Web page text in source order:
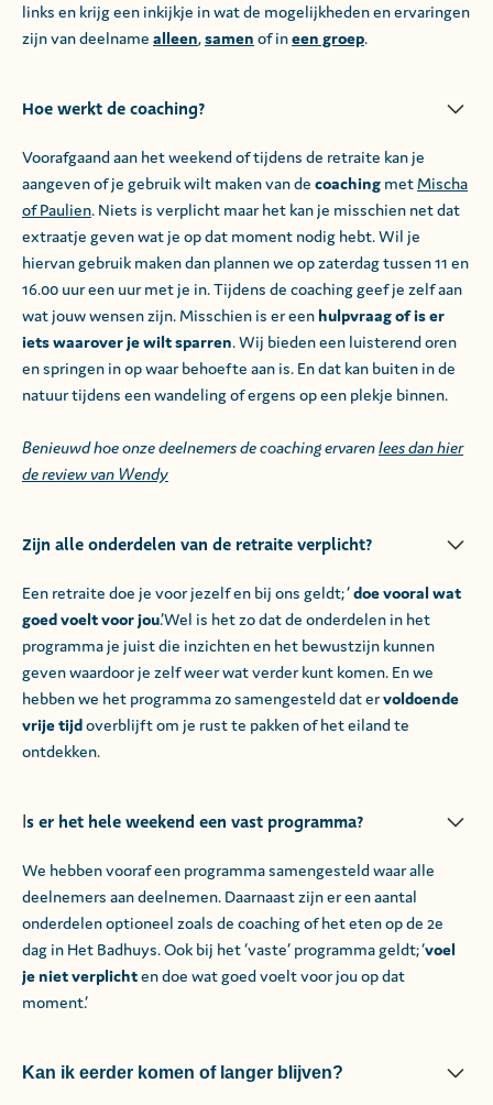
links en krijg een inkijkje in wat de mogelijkheden en ervaringen
zijn van deelname alleen,samen of ineen groep.
Hoe werkt de coaching?
Voorafgaand aan het weekend of tijdens de retraite kan je
aangeven of je gebruik wilt maken van de coaching met Mischa
of Paulien. Niets is verplicht maar het kan je misschien net dat
extraatje geven wat je op dat moment nodig hebt. Wil je
hiervan gebruik maken dan plannen we op zaterdag tussen 11 en
16.00 uur een uur met je in. Tijdens de coaching geef je zelf aan
wat jouw wensen zijn. Misschien is er een hulpvraag of is er
iets waarover je wilt sparren. Wij bieden een luisterend oren
en springen in op waar behoefte aan is. En dat kan buiten in de
natuur tijdens een wandeling of ergens op een plekje binnen.
Benieuwd hoe onze deelnemers de coaching ervarenlees dan hier
de review van Wendy
Zijn alle onderdelen van de retraite verplicht?
Een retraite doe je voor jezelf en bij ons geldt; ‘doe vooral wat
goed voelt voor jou.’Wel is het zo dat de onderdelen in het
programma je juist die inzichten en het bewustzijn kunnen
geven waardoor je zelf weer wat verder kunt komen. En we
hebben we het programma zo samengesteld dat ervoldoende
vrije tijdoverblijft om je rust te pakken of het eiland te
ontdekken.
s er het hele weekend een vast programma?
We hebben vooraf een programma samengesteld waar alle
deelnemers aan deelnemen. Daarnaast zijn er een aantal
onderdelen optioneel zoals de coaching of het eten op de 2e
dag in Het Badhuys. Ook bij het ‘vaste’ programma geldt; ‘voel
je niet verplichten doe wat goed voelt voor jou op dat
moment.’
Kan ik eerder komen of langer blijven?